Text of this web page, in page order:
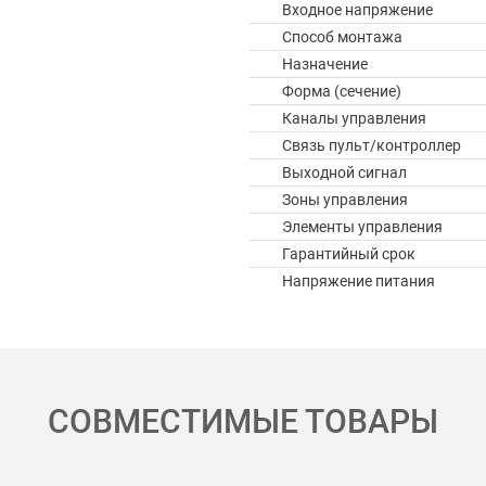
Входное напряжение
Способ монтажа
Назначение
Форма (сечение)
Каналы управления
Связь пульт/контроллер
Выходной сигнал
Зоны управления
Элементы управления
Гарантийный срок
Напряжение питания
СОВМЕСТИМЫЕ ТОВАРЫ